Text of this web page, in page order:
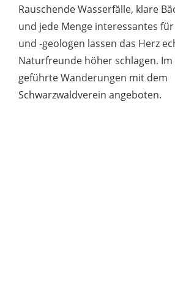
Rauschende Wasserfälle, klare
und jede Menge interessantes
und -geologen lassen das Herz
Naturfreunde höher schlagen.
geführte Wanderungen mit dem
Schwarzwaldverein angeboten.